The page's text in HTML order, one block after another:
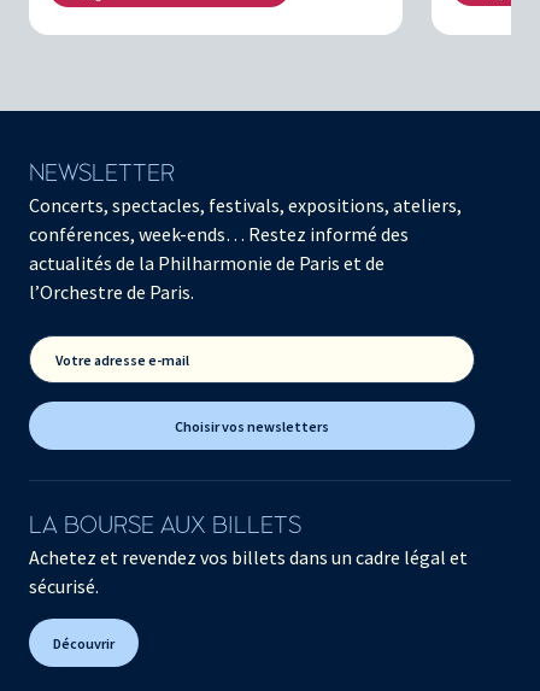
NEWSLETTER
Concerts, spectacles, festivals, expositions, ateliers,
conférences, week-ends… Restez informé des
actualités de la Philharmonie de Paris et de
l’Orchestre de Paris.
Votre adresse e-mail
Choisir vos newsletters
LA BOURSE AUX BILLETS
Achetez et revendez vos billets dans un cadre légal et
sécurisé.
Découvrir